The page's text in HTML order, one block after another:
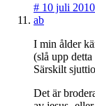
# 10 juli
ab
I min ålder
(slå upp
Särskilt
Det är